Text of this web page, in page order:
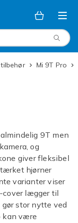
tilbehør Mi 9T Pro
9T men
og
giver fleksibel
hjørner
varianter viser
cover lægger til
stor nytte ved
kan være